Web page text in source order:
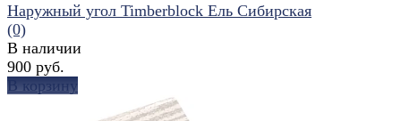
Наружный угол Timberblock Ель Сибирская
(0)
В наличии
900 руб.
В корзину